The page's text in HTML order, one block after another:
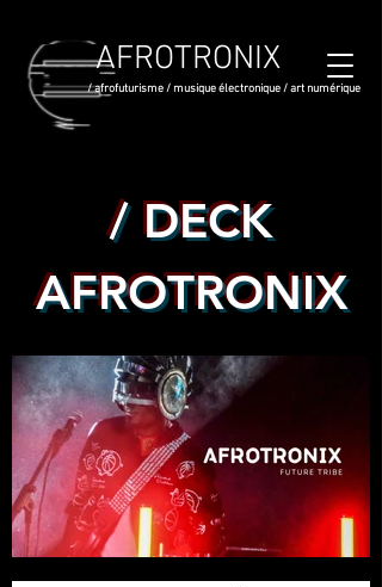
AFROTRONIX
/ afrofuturisme / musique électronique / art numérique
/ DECK
AFROTRONIX